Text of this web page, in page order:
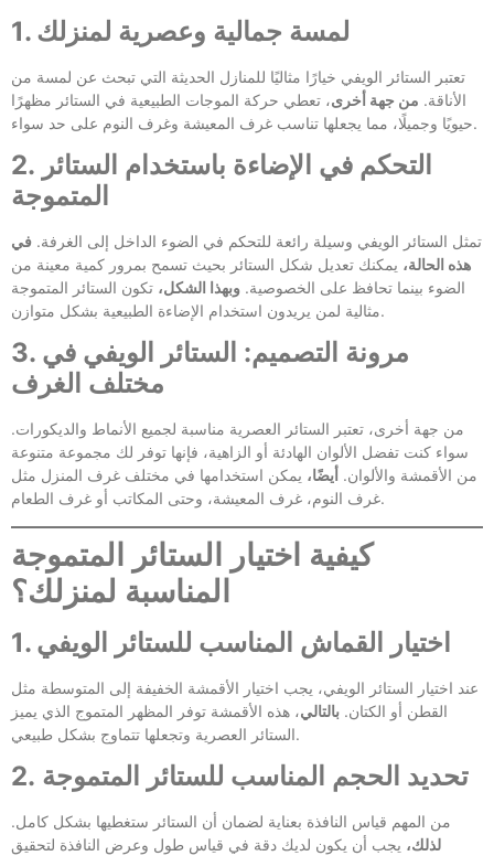
1. لمسة جمالية وعصرية لمنزلك
تعتبر الستائر الويفي خيارًا مثاليًا للمنازل الحديثة التي تبحث عن لمسة من
الأناقة. من جهة أخرى، تعطي حركة الموجات الطبيعية في الستائر مظهرًا
حيويًا وجميلًا، مما يجعلها تناسب غرف المعيشة وغرف النوم على حد سواء.
2. التحكم في الإضاءة باستخدام الستائر
المتموجة
تمثل الستائر الويفي وسيلة رائعة للتحكم في الضوء الداخل إلى الغرفة. في
هذه الحالة، يمكنك تعديل شكل الستائر بحيث تسمح بمرور كمية معينة من
الضوء بينما تحافظ على الخصوصية. وبهذا الشكل، تكون الستائر المتموجة
مثالية لمن يريدون استخدام الإضاءة الطبيعية بشكل متوازن.
3. مرونة التصميم: الستائر الويفي في
مختلف الغرف
من جهة أخرى، تعتبر الستائر العصرية مناسبة لجميع الأنماط والديكورات.
سواء كنت تفضل الألوان الهادئة أو الزاهية، فإنها توفر لك مجموعة متنوعة
من الأقمشة والألوان. أيضًا، يمكن استخدامها في مختلف غرف المنزل مثل
غرف النوم، غرف المعيشة، وحتى المكاتب أو غرف الطعام.
كيفية اختيار الستائر المتموجة
المناسبة لمنزلك؟
1. اختيار القماش المناسب للستائر الويفي
عند اختيار الستائر الويفي، يجب اختيار الأقمشة الخفيفة إلى المتوسطة مثل
القطن أو الكتان. بالتالي، هذه الأقمشة توفر المظهر المتموج الذي يميز
الستائر العصرية وتجعلها تتماوج بشكل طبيعي.
2. تحديد الحجم المناسب للستائر المتموجة
من المهم قياس النافذة بعناية لضمان أن الستائر ستغطيها بشكل كامل.
لذلك، يجب أن يكون لديك دقة في قياس طول وعرض النافذة لتحقيق